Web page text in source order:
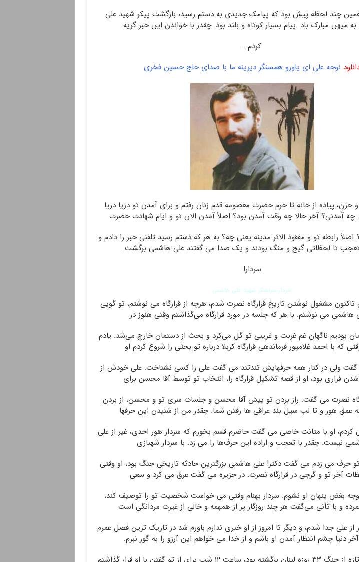
چند لحظه پیش بود که پیامک جدیدی به دستم رسید، بازگشت پیکر شهید علی
میهن مبارک باد. پیام بسیار کوتاه و بلند بود. چقدر با خواندن این خبر گریه
کردم…
نوحه علی ای یاورو همسنگر دیرینه ما با صدای حاج حسین فخری
پیاده از خانه تا حرم حضرت معصومه قدم زنان رفتم و برای آمدن تو دریا دریا
آمدنی؟ آخر حالا چه وقت آمدن بود؟ اصلاً آمدن الان تو و ایام شهادت حضرت
رابطه تو و مفقود الاثر مدینه یعنی چه؟‌ به هر که دستم رسید تلفنی خبر را دادم و
تا لحظاتی گیج و منگ بودند و یک صدا می گفتند علی هاشمی برگشت.
سردار!
سردار سرلشکر شهید علی هاشمی
مشغول نوشتن تاریخ قرارگاه نصرت شدم، هرچه از قرارگاه می نوشتم، تو گویی
هاشمی می نوشتم. با هر که جلسه در مورد قرارگاه می‌گذاشتم وقتی هنوز در
بودیم ناگهان غم غربت و غریبی تو گل می‌کرد و بحث از دستمان خارج می‌شد. یادم
که با احمد غلامپور فرماندهی قرارگاه کربلا درباره تو بحثی را شروع کردم او
گفت ولی در کنار همه حرفهایش تندتند می گفت علی را کسی نشناخت. علی خودش از
فراری بود، او از قصه تشکیل قرارگاه را، انتخاب تو توسط آقا محسن برای
نصرت می گفت. راز بردن تو پیش آقا محسن و جلسات سری تو و محسن، از بردن
هور و تا لب سیل بند عراقی ها رفتن شما. چقدر من از شنیدن این حرفها
او با متانت خاصی ‌می گفت حاضرم قسم بخورم که سردار هور احدی، غیر از علی
نیست. چقدر با تعجب و اراده این حرف‌ها را می زد. با سردار شهبازی
حرف می زدم می گفت دکتر! علی هاشمی بزرگترین حادثه تاریخی جنگ بود، او وقتی
آخر تو و گرجی در قرارگاه نصرت. در جزیره می گفت عرق می کرد و سعی
بغض پنهان او نشوم. سردار بهنام وقتی می خواست شخصیت تو را توصیف کند،
و با تأنی می‌گفت هر چند روزگار پر از همهمه و خالی از غیرت مردانگی است
علی جدا شدم، و دیگر تا امروز از او خبری ندارم باورم شد در تاریک ترین فصل عمرم
آخر دنیا چشم انتظار آمدن او باشم و از خدا می خواهم این آرزو را به گور نبرم.